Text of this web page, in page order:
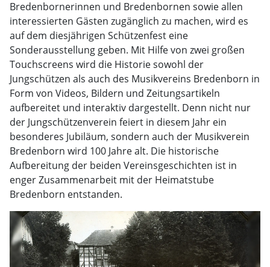
Bredenbornerinnen und Bredenbornen sowie allen
interessierten Gästen zugänglich zu machen, wird es
auf dem diesjährigen Schützenfest eine
Sonderausstellung geben. Mit Hilfe von zwei großen
Touchscreens wird die Historie sowohl der
Jungschützen als auch des Musikvereins Bredenborn in
Form von Videos, Bildern und Zeitungsartikeln
aufbereitet und interaktiv dargestellt. Denn nicht nur
der Jungschützenverein feiert in diesem Jahr ein
besonderes Jubiläum, sondern auch der Musikverein
Bredenborn wird 100 Jahre alt. Die historische
Aufbereitung der beiden Vereinsgeschichten ist in
enger Zusammenarbeit mit der Heimatstube
Bredenborn entstanden.